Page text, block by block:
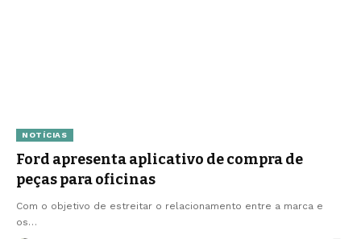
NOTÍCIAS
Ford apresenta aplicativo de compra de
peças para oficinas
Com o objetivo de estreitar o relacionamento entre a marca e
os…